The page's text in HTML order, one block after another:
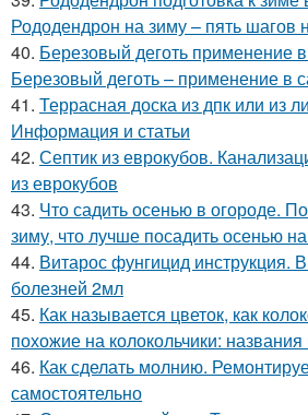
Рододендрон на зиму – пять шагов
40. Березовый деготь применение
Березовый деготь – применение в
41. Террасная доска из дпк или из
Информация и статьи
42. Септик из еврокубов.
из еврокубов
43. Что садить осенью в огороде.
зиму, что лучше посадить осенью
44. Витарос фунгицид инструкция.
болезней 2мл
45. Как называется цветок, как
похожие на колокольчики:
46. Как сделать молнию.
самостоятельно